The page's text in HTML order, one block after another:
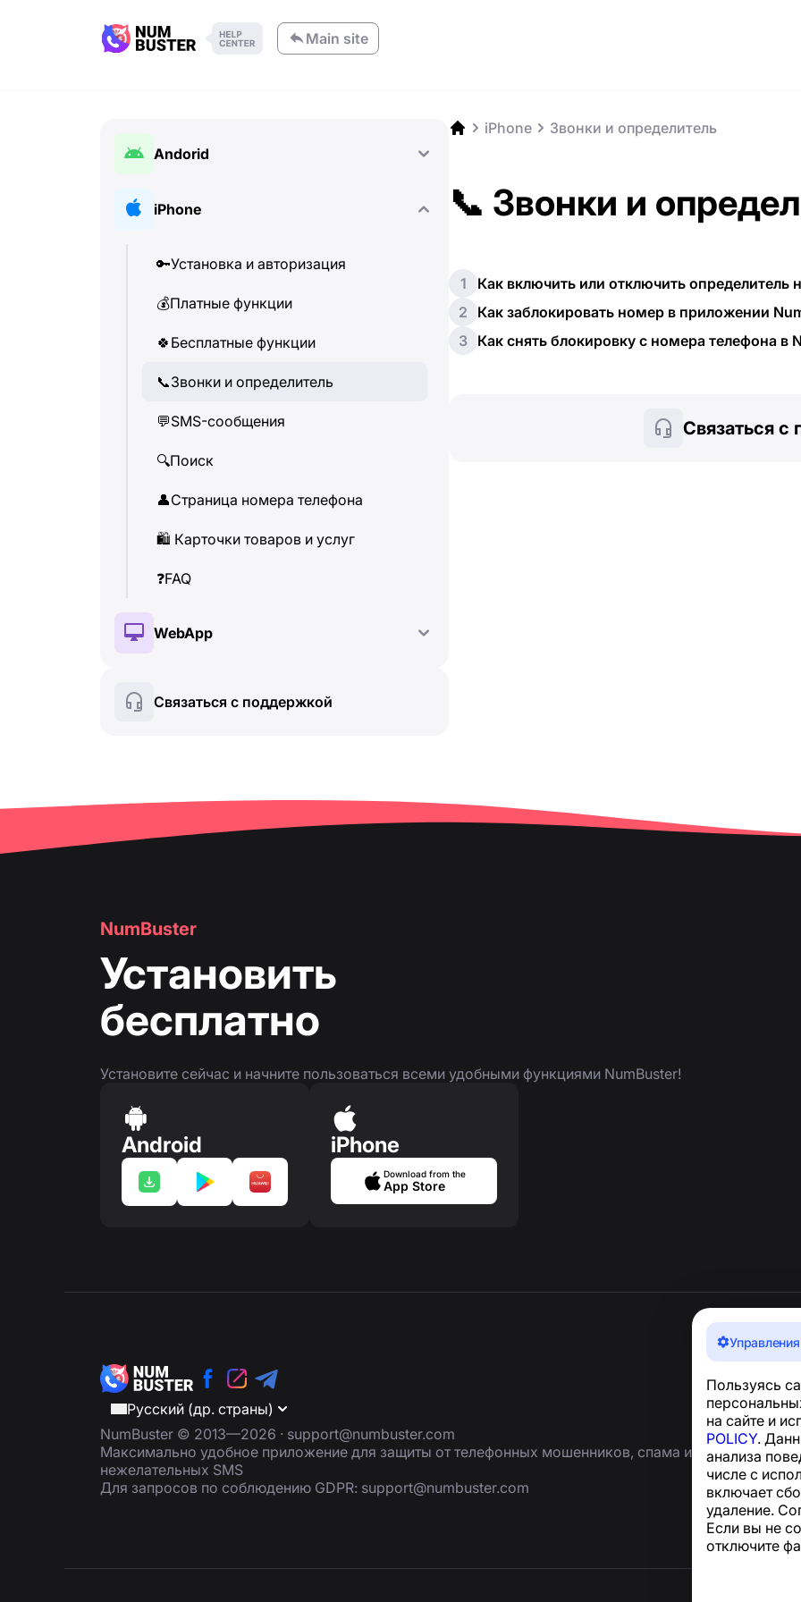
Main site
Пользуясь
на сайте и
POLICY.
анализа
числе с
включает
удаление.
Если вы не
отключите
Andorid
🔑
iPhone
🔑Установка и авторизация
💰Платные функции
🍀 Бесплатные функции
📞Звонки и определитель
💬SMS-сообщения
🔍Поиск
👤Страница номера телефона
🛍 ️ Карточки товаров и услуг
❓FAQ
WebApp
🔍Поиск
👤Страница номера телефона
Связаться с поддержкой
iPhone Звонки и определитель
📞 Звонки и
1
Как включить или отключить определитель
2
Как заблокировать номер в приложении
3 Как снять блокировку с номера телефона в
Связаться
NumBuster
Установить
бесплатно
Установите сейчас и начните пользоваться всеми удобными функциями NumBuster!
Android iPhone
Download from the
App Store
Русский (др. страны)
NumBuster © 2013—2026 · support@numbuster.com
Максимально удобное приложение для защиты от телефонных мошенников, спама и
нежелательных SMS
Для запросов по соблюдению GDPR: support@numbuster.com